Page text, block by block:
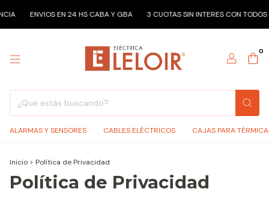
ENVIOS EN 24 HS CABA Y GBA 3 CUOTAS SIN INTERES CON TODOS
0
ALARMAS Y SENSORES CABLES ELÉCTRICOS CAJAS PARA
Inicio > Política de Privacidad
Política de Privacidad